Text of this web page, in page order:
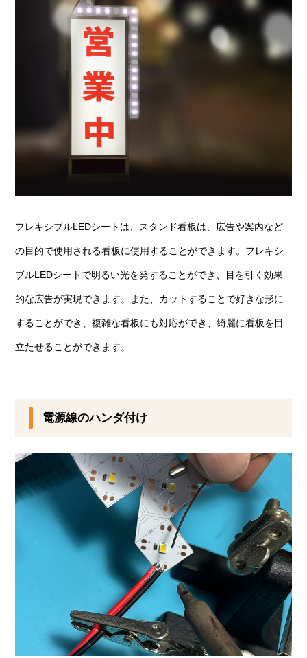
フレキシブルLEDシートは、スタンド看板は、広告や案内など
の目的で使用される看板に使用することができます。フレキシ
ブルLEDシートで明るい光を発することができ、目を引く効果
的な広告が実現できます。また、カットすることで好きな形に
することができ、複雑な看板にも対応ができ、綺麗に看板を目
立たせることができます。
電源線のハンダ付け